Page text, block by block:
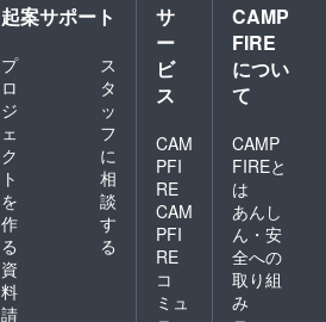
起案サポート
プ
ロ
ジ
ェ
ク
ト
を
作
る
ス
タ
ッ
フ
に
相
談
す
る
資
料
請
サ
ー
ビ
ス
CAM
PFI
RE
CAM
PFI
RE
コ
ミュ
CAMP
FIRE
につい
て
CAMP
FIREと
は
あんし
ん・安
全への
取り組
み